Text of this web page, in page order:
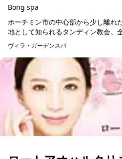
Bong spa
ホーチミン市の中心部から少し離れ
地として知られるタンディン教会。
会を一度は見てみたいものです。そ
とお店を構えているの...
ヴィラ・ガーデンスパ